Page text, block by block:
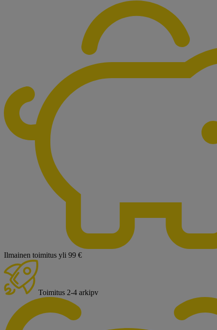
Ilmainen toimitus yli 99 €
Toimitus 2-4 arkipv